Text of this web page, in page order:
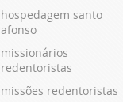
hospedagem santo
afonso
missionários
redentoristas
missões redentoristas